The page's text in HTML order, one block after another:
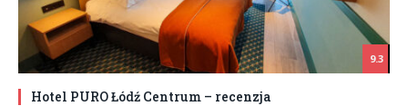
9.3
Hotel PURO Łódź Centrum – recenzja